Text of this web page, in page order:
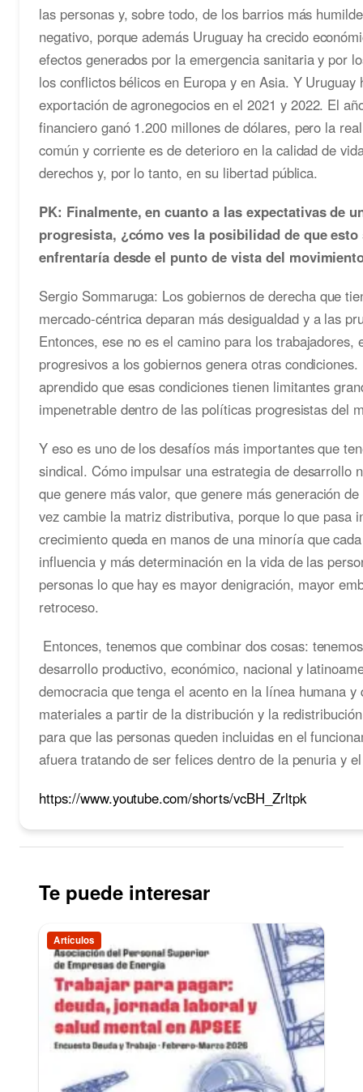
las personas y, sobre todo, de los barrios más
negativo, porque además Uruguay ha crecido
efectos generados por la emergencia sanitaria y por
los conflictos bélicos en Europa y en Asia. Y Uruguay
exportación de agronegocios en el 2021 y 2022. El
financiero ganó 1.200 millones de dólares, pero la
común y corriente es de deterioro en la calidad de
derechos y, por lo tanto, en su libertad pública.
PK: Finalmente, en cuanto a las expectativas de
progresista, ¿cómo ves la posibilidad de que
enfrentaría desde el punto de vista del
Sergio Sommaruga: Los gobiernos de derecha que
mercado-céntrica deparan más desigualdad y a las
Entonces, ese no es el camino para los trabajadores,
progresivos a los gobiernos genera otras
aprendido que esas condiciones tienen limitantes
impenetrable dentro de las políticas progresistas del
Y eso es uno de los desafíos más importantes que
sindical. Cómo impulsar una estrategia de desarrollo
que genere más valor, que genere más generación
vez cambie la matriz distributiva, porque lo que pasa
crecimiento queda en manos de una minoría que
influencia y más determinación en la vida de las
personas lo que hay es mayor denigración, mayor
retroceso.
Entonces, tenemos que combinar dos cosas:
desarrollo productivo, económico, nacional y
democracia que tenga el acento en la línea humana
materiales a partir de la distribución y la
para que las personas queden incluidas en el
afuera tratando de ser felices dentro de la penuria y
https://www.youtube.com/shorts/vcBH_Zrltpk
Te puede interesar
Artículos